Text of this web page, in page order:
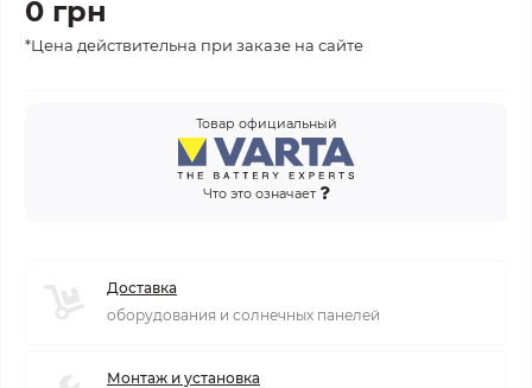
0 грн
*Цена действительна при заказе на сайте
Товар официальный
Что это означает
Доставка
оборудования и солнечных панелей
Монтаж и установка